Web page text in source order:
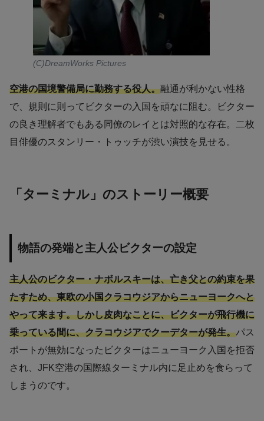
(C)DreamWorks Pictures
空港の国境警備局に勤務する役人。融通が利かない性格
で、規則に則ってビクターの入国を頑なに阻む。ビクター
の良き理解者でもある同僚のレイとは対照的な存在。二枚
目俳優のスタンリー・トゥッチが渋い演技を見せる。
「ターミナル」のストーリー概要
物語の発端と主人公ビクターの設定
主人公のビクター・ナボルスキーは、亡き父との約束を果
たすため、東欧の小国クラコウジアからニューヨークへと
やって来ます。しかし皮肉なことに、ビクターが飛行機に
乗っている間に、クラコウジアでクーデターが発生。パス
ポートが無効になったビクターはニューヨーク入国を拒否
され、JFK空港の国際線ターミナル内に足止めを食らって
しまうのです。